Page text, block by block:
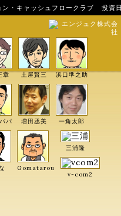
ン・キャッシュフロークラブ
投資
エンジュク株式会
社
章 土屋賢三 浜口準之助
パ 増田丞美 一角太郎
Gomatarou
三浦隆
v-com2